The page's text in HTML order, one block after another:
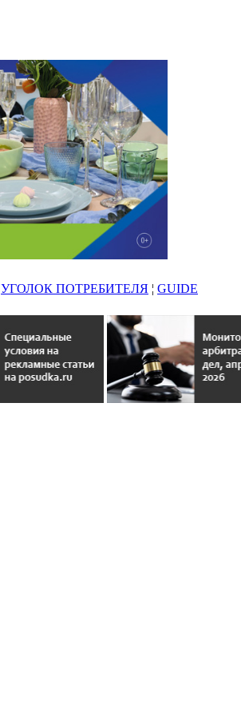
УГОЛОК ПОТРЕБИТЕЛЯ ¦ GUIDE